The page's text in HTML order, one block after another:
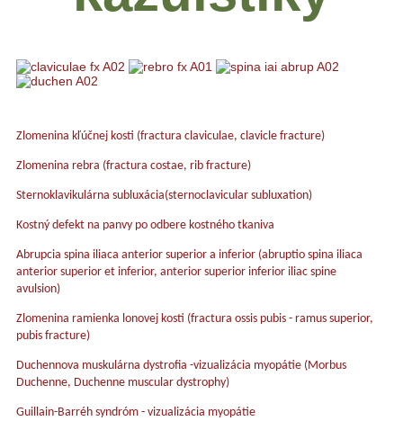
Zlomenina kľúčnej kosti (fractura claviculae, clavicle fracture)
Zlomenina rebra (fractura costae, rib fracture)
Sternoklavikulárna subluxácia(sternoclavicular subluxation)
Kostný defekt na panvy po odbere kostného tkaniva
Abrupcia spina iliaca anterior superior a inferior (abruptio spina iliaca
anterior superior et inferior, anterior superior inferior iliac spine
avulsion)
Zlomenina ramienka lonovej kosti (fractura ossis pubis - ramus superior,
pubis fracture)
Duchennova muskulárna dystrofia -vizualizácia myopátie (Morbus
Duchenne, Duchenne muscular dystrophy)
Guillain-Barréh syndróm - vizualizácia myopátie